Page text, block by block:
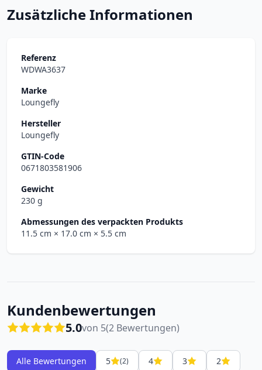
Zusätzliche Informationen
Referenz
WDWA3637
Marke
Loungefly
Hersteller
Loungefly
GTIN-Code
0671803581906
Gewicht
230 g
Abmessungen des verpackten Produkts
11.5 cm × 17.0 cm × 5.5 cm
Kundenbewertungen
5.0von 5(2 Bewertungen)
Alle Bewertungen 5 (2) 4 3
2